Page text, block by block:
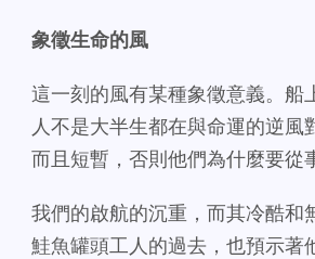
象徵生命的風
這一刻的風有某種象徵意義。船
人不是大半生都在與命運的逆風
而且短暫，否則他們為什麼要從
我們的啟航的沉重，而其冷酷和
鮭魚罐頭工人的過去，也預示著